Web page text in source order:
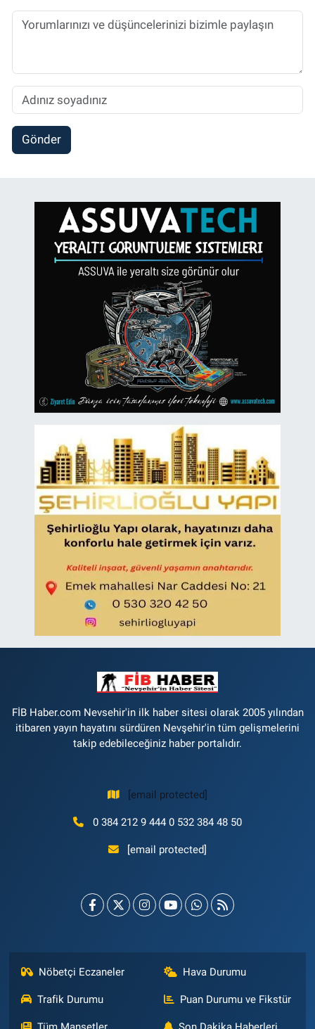
Gönder
FİB Haber.com Nevsehir'in ilk haber sitesi olarak 2005 yılından
itibaren yayın hayatını sürdüren Nevşehir'in tüm gelişmelerini
takip edebileceğiniz haber portalıdır.
[email protected]
0 384 212 9 444 0 532 384 48 50
[email protected]
Nöbetçi Eczaneler Hava Durumu
Trafik Durumu Puan Durumu ve Fikstür